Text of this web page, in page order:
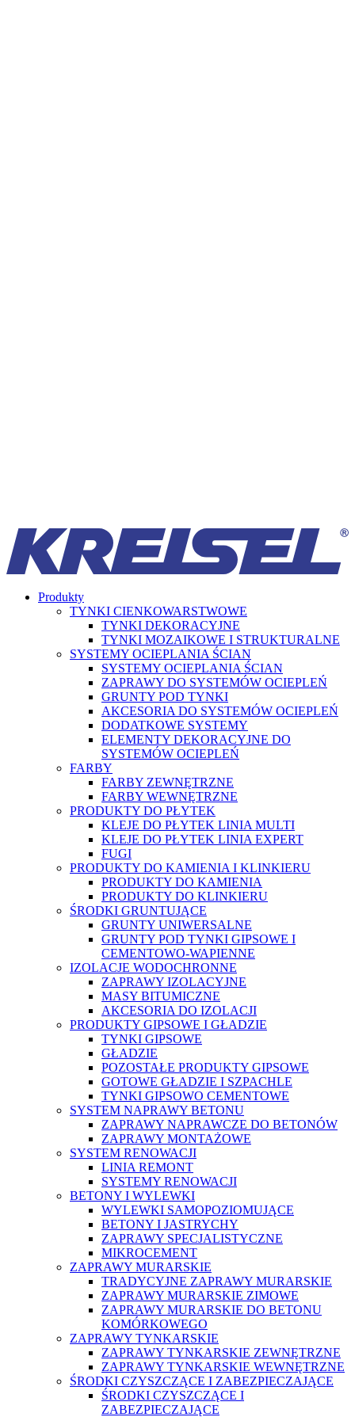
Produkty
TYNKI CIENKOWARSTWOWE
TYNKI DEKORACYJNE
TYNKI MOZAIKOWE I STRUKTURALNE
SYSTEMY OCIEPLANIA ŚCIAN
SYSTEMY OCIEPLANIA ŚCIAN
ZAPRAWY DO SYSTEMÓW OCIEPLEŃ
GRUNTY POD TYNKI
AKCESORIA DO SYSTEMÓW OCIEPLEŃ
DODATKOWE SYSTEMY
ELEMENTY DEKORACYJNE DO
SYSTEMÓW OCIEPLEŃ
FARBY
FARBY ZEWNĘTRZNE
FARBY WEWNĘTRZNE
PRODUKTY DO PŁYTEK
KLEJE DO PŁYTEK LINIA MULTI
KLEJE DO PŁYTEK LINIA EXPERT
FUGI
PRODUKTY DO KAMIENIA I KLINKIERU
PRODUKTY DO KAMIENIA
PRODUKTY DO KLINKIERU
ŚRODKI GRUNTUJĄCE
GRUNTY UNIWERSALNE
GRUNTY POD TYNKI GIPSOWE I
CEMENTOWO-WAPIENNE
IZOLACJE WODOCHRONNE
ZAPRAWY IZOLACYJNE
MASY BITUMICZNE
AKCESORIA DO IZOLACJI
PRODUKTY GIPSOWE I GŁADZIE
TYNKI GIPSOWE
GŁADZIE
POZOSTAŁE PRODUKTY GIPSOWE
GOTOWE GŁADZIE I SZPACHLE
TYNKI GIPSOWO CEMENTOWE
SYSTEM NAPRAWY BETONU
ZAPRAWY NAPRAWCZE DO BETONÓW
ZAPRAWY MONTAŻOWE
SYSTEM RENOWACJI
LINIA REMONT
SYSTEMY RENOWACJI
BETONY I WYLEWKI
WYLEWKI SAMOPOZIOMUJĄCE
BETONY I JASTRYCHY
ZAPRAWY SPECJALISTYCZNE
MIKROCEMENT
ZAPRAWY MURARSKIE
TRADYCYJNE ZAPRAWY MURARSKIE
ZAPRAWY MURARSKIE ZIMOWE
ZAPRAWY MURARSKIE DO BETONU
KOMÓRKOWEGO
ZAPRAWY TYNKARSKIE
ZAPRAWY TYNKARSKIE ZEWNĘTRZNE
ZAPRAWY TYNKARSKIE WEWNĘTRZNE
ŚRODKI CZYSZCZĄCE I ZABEZPIECZAJĄCE
ŚRODKI CZYSZCZĄCE I
ZABEZPIECZAJĄCE